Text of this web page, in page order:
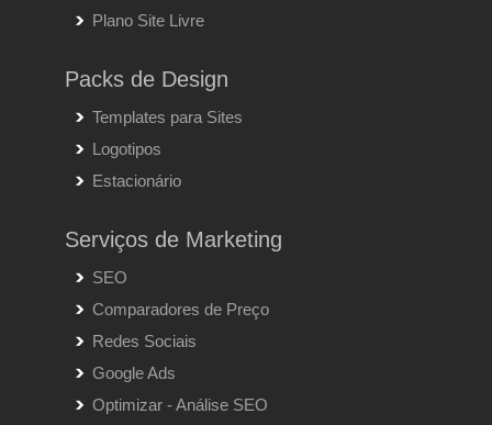
Plano Site Livre
Packs de Design
Templates para Sites
Logotipos
Estacionário
Serviços de Marketing
SEO
Comparadores de Preço
Redes Sociais
Google Ads
Optimizar - Análise SEO